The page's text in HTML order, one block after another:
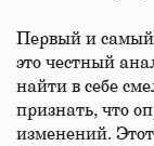
Первый и
это честный
найти в себе
признать, что
изменений.